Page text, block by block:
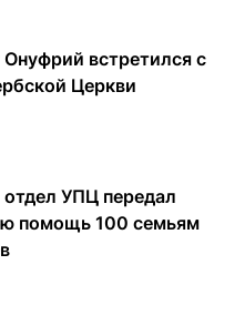
встретился с
Церкви
УПЦ передал
помощь 100 семьям